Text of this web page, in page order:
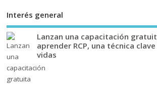
Interés general
Lanzan una capacitación
aprender RCP, una técnica
vidas